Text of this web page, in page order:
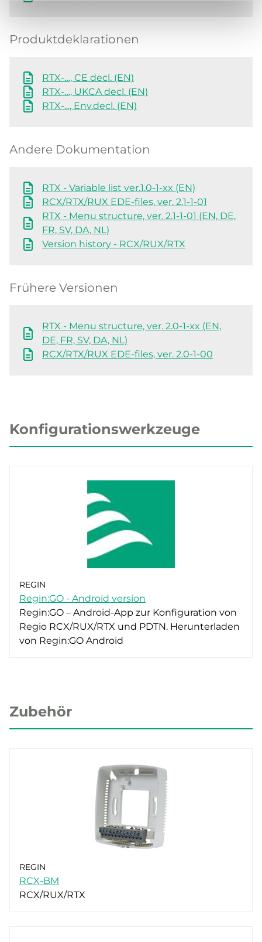
Produktdeklarationen
RTX-…, CE decl. (EN)
RTX-…, UKCA decl. (EN)
RTX-..., Env.decl. (EN)
Andere Dokumentation
RTX - Variable list ver.1.0-1-xx (EN)
RCX/RTX/RUX EDE-files, ver. 2.1-1-01
RTX - Menu structure, ver. 2.1-1-01 (EN, DE,
FR, SV, DA, NL)
Version history - RCX/RUX/RTX
Frühere Versionen
RTX - Menu structure, ver. 2.0-1-xx (EN,
DE, FR, SV, DA, NL)
RCX/RTX/RUX EDE-files, ver. 2.0-1-00
Konfigurationswerkzeuge
REGIN
Regin:GO - Android version
Regin:GO – Android-App zur Konfiguration von
Regio RCX/RUX/RTX und PDTN. Herunterladen
von Regin:GO Android
Zubehör
REGIN
RCX-BM
RCX/RUX/RTX